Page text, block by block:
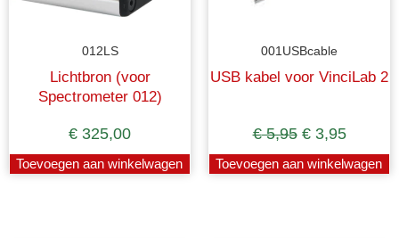
012LS
Lichtbron (voor
Spectrometer 012)
€ 325,00
Toevoegen aan winkelwagen
001USBcable
USB kabel voor VinciLab 2
€5,95 €3,95
Toevoegen aan winkelwagen